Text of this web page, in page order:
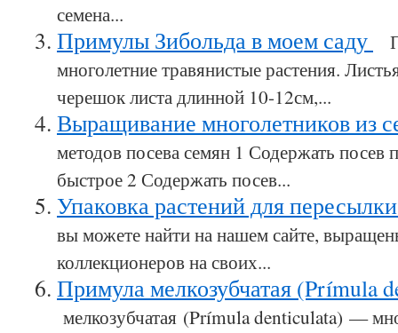
семена...
Примулы Зибольда в моем саду
многолетние травянистые растения.
черешок листа длинной 10-12см,...
Выращивание многолетников из
методов посева семян 1 Содержать посев
быстрое 2 Содержать посев...
Упаковка растений для
вы можете найти на нашем сайте,
коллекционеров на своих...
Примула мелкозубчатая (Prímula
мелкозубчатая (Prímula denticulata) —